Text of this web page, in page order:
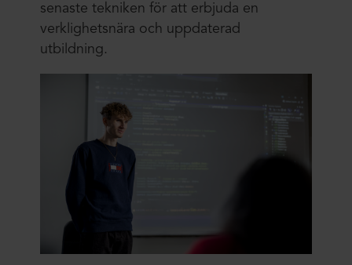
senaste tekniken för att erbjuda en
verklighetsnära och uppdaterad
utbildning.